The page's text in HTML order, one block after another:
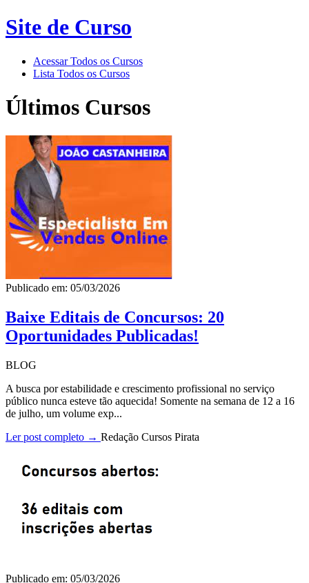
Site de Curso
Acessar Todos os Cursos
Lista Todos os Cursos
Últimos Cursos
Publicado em: 05/03/2026
Baixe Editais de Concursos: 20
Oportunidades Publicadas!
BLOG
A busca por estabilidade e crescimento profissional no serviço
público nunca esteve tão aquecida! Somente na semana de 12 a 16
de julho, um volume exp...
Ler post completo → Redação Cursos Pirata
Publicado em: 05/03/2026